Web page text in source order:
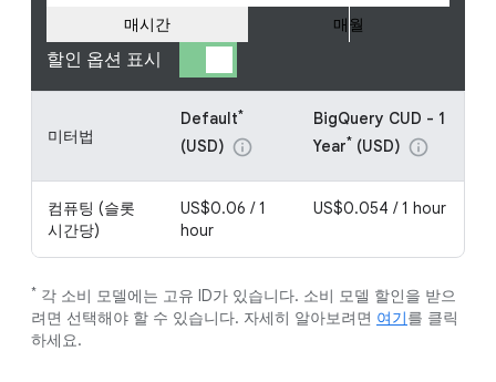
할인 옵션 표시
매시간 매월
미터법
Default*
(USD) info
BigQuery CUD - 1
Year* (USD) info
컴퓨팅 (슬롯
시간당)
US$0.06 / 1
hour
US$0.054 / 1 hour
* 각 소비 모델에는 고유 ID가 있습니다. 소비 모델 할인을 받으
려면 선택해야 할 수 있습니다. 자세히 알아보려면 여기를 클릭
하세요.